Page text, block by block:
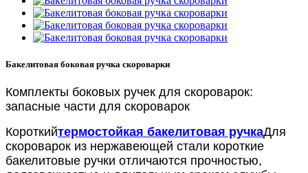
Бакелитовая боковая ручка скороварки
Комплекты боковых ручек для скороварок:
запасные части для скороварок
Короткийтермостойкая бакелитовая ручкаДля
скороварок из нержавеющей стали короткие
бакелитовые ручки отличаются прочностью,